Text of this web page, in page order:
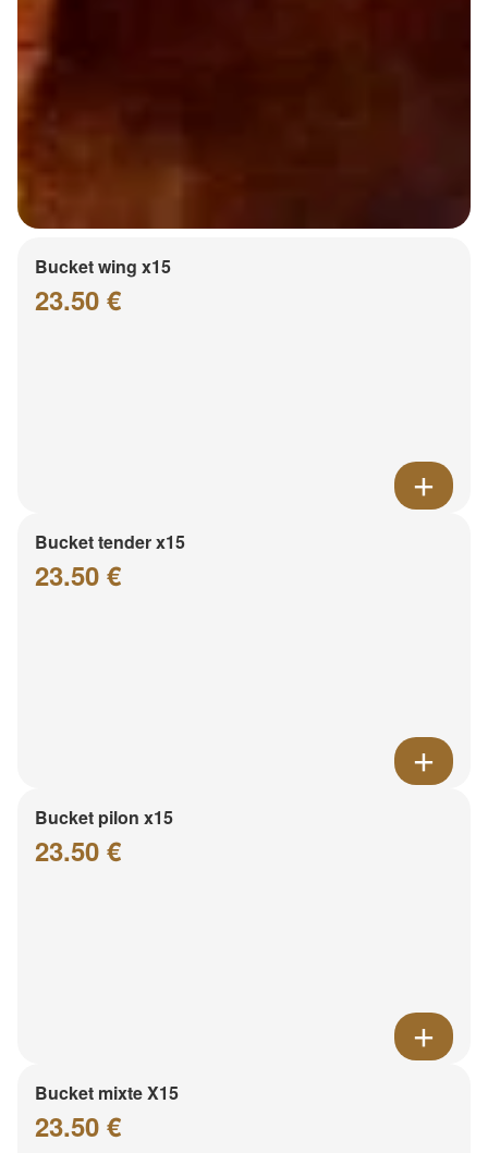
Bucket wing x15
23.50 €
Bucket tender x15
23.50 €
Bucket pilon x15
23.50 €
Bucket mixte X15
23.50 €